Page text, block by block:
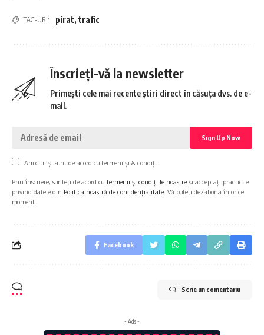
TAG-URI: pirat, trafic
Înscrieți-vă la newsletter
Primești cele mai recente știri direct în căsuța dvs. de e-
mail.
Am citit și sunt de acord cu termeni și & condiți.
Prin înscriere, sunteți de acord cuTermenii și condițiile noastre și acceptați practicile
privind datele din Politica noastră de confidențialitate . Vă puteți dezabona în orice
moment.
Facebook
Scrie un comentariu
- Ads -